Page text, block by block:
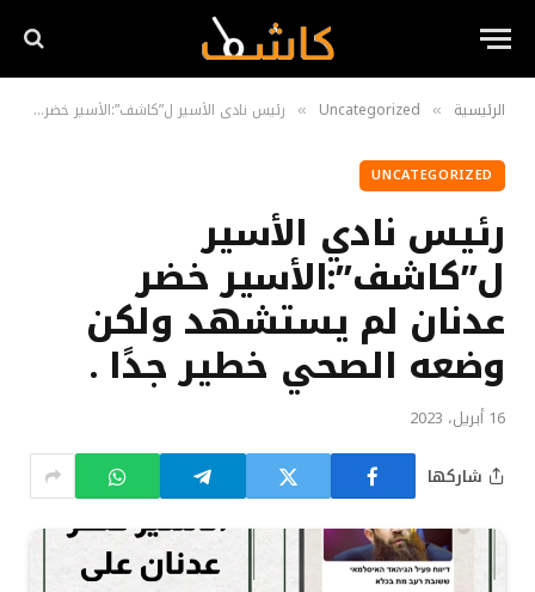
الرئيسية »
Uncategorized
» رئيس نادي الأسير ل”كاشف”:الأسير خضر عدنان لم يستشهد ولكن وضعه الصحي خطير جدًا .
UNCATEGORIZED
رئيس نادي الأسير
ل”كاشف”:الأسير خضر
عدنان لم يستشهد ولكن
وضعه الصحي خطير جدًا .
16 أبريل، 2023
شاركها